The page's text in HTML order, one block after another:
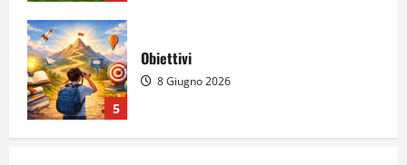
1
Majorana-Maitani al Festival
dell’Innovazione Scolastica